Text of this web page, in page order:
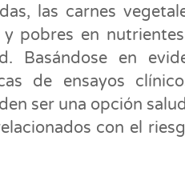
las carnes
pobres en
Basándose en
de ensayos
ser una opción
con el